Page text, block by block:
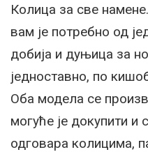
Колица за све
вам је потребно од
добија и дуњица за
једноставно, по
Оба модела се
могуће је докупити и
одговара колицима,